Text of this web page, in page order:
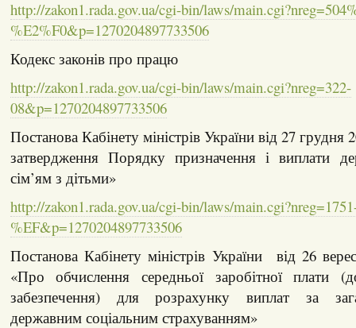
http://zakon1.rada.gov.ua/cgi-bin/laws/
%E2%F0&p=1270204897733506
Кодекс законів про працю
http://zakon1.rada.gov.ua/cgi-bin/laws/main.cgi?nreg=322-
08&p=1270204897733506
Постанова Кабінету міністрів України від 27
затвердження Порядку призначення і виплати
сім’ям з дітьми»
http://zakon1.rada.gov.ua/cgi-bin/laws/
%EF&p=1270204897733506
Постанова Кабінету міністрів України від 26
«Про обчислення середньої заробітної плати
забезпечення) для розрахунку виплат за
державним соціальним страхуванням»